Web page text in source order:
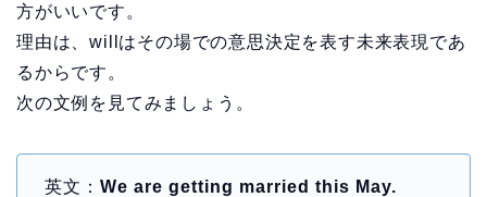
方がいいです。
理由は、willはその場での意思決定を表す未来表現であ
るからです。
次の文例を見てみましょう。
英文： We are getting married this May.